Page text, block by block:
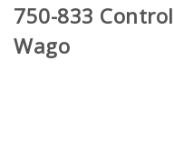
Sản phẩm
750-833
Wago